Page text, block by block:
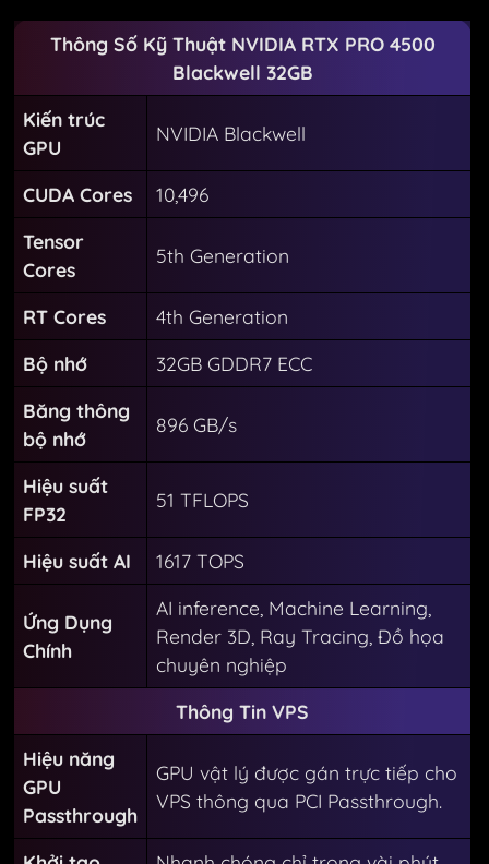
Thông Số Kỹ Thuật NVIDIA RTX PRO 4500
Blackwell 32GB
Kiến trúc
GPU
NVIDIA Blackwell
CUDA Cores
10,496
Tensor
Cores
5th Generation
RT Cores
4th Generation
Bộ nhớ
32GB GDDR7 ECC
Băng thông
bộ nhớ
896 GB/s
Hiệu suất
FP32
51 TFLOPS
Hiệu suất AI 1617 TOPS
Ứng Dụng
Chính
AI inference, Machine Learning,
Render 3D, Ray Tracing, Đồ họa
chuyên nghiệp
Thông Tin VPS
Hiệu năng
GPU
Passthrough
GPU vật lý được gán trực tiếp cho
VPS thông qua PCI Passthrough.